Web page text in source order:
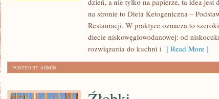
POCZĄTKUJĄCYCH
dzień, a nie tylko na papierze, ta idea jest
na stronie to Dieta Ketogeniczna –
Restauracji. W praktyce oznacza to
diecie niskowęglowodanowej: od
rozwiązania do kuchni i [ Read More ]
POSTED BY ADMIN